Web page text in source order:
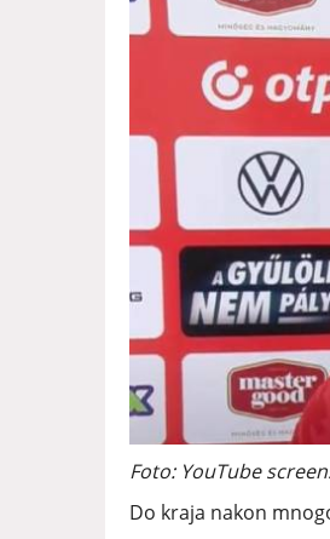
Foto: YouTube
Do kraja nakon